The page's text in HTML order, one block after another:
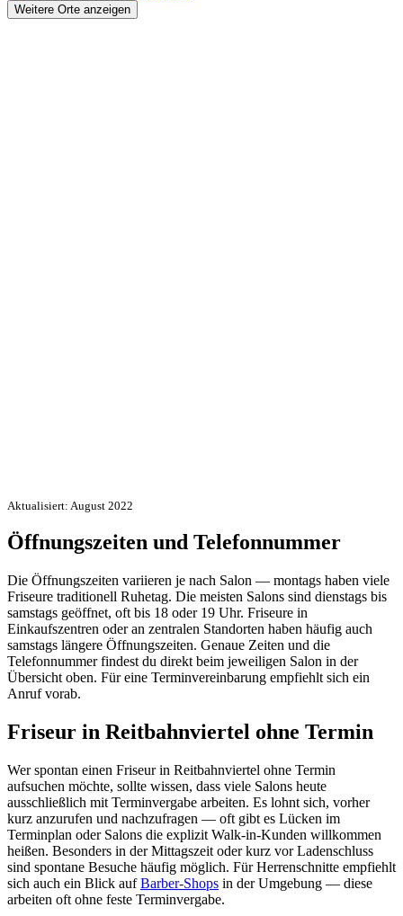
Weitere Orte anzeigen
Aktualisiert: August 2022
Öffnungszeiten und Telefonnummer
Die Öffnungszeiten variieren je nach Salon — montags haben viele
Friseure traditionell Ruhetag. Die meisten Salons sind dienstags bis
samstags geöffnet, oft bis 18 oder 19 Uhr. Friseure in
Einkaufszentren oder an zentralen Standorten haben häufig auch
samstags längere Öffnungszeiten. Genaue Zeiten und die
Telefonnummer findest du direkt beim jeweiligen Salon in der
Übersicht oben. Für eine Terminvereinbarung empfiehlt sich ein
Anruf vorab.
Friseur in Reitbahnviertel ohne Termin
Wer spontan einen Friseur in Reitbahnviertel ohne Termin
aufsuchen möchte, sollte wissen, dass viele Salons heute
ausschließlich mit Terminvergabe arbeiten. Es lohnt sich, vorher
kurz anzurufen und nachzufragen — oft gibt es Lücken im
Terminplan oder Salons die explizit Walk-in-Kunden willkommen
heißen. Besonders in der Mittagszeit oder kurz vor Ladenschluss
sind spontane Besuche häufig möglich. Für Herrenschnitte empfiehlt
sich auch ein Blick aufBarber-Shops in der Umgebung — diese
arbeiten oft ohne feste Terminvergabe.